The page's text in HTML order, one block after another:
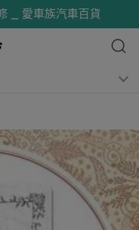
_ 愛車族汽車百貨